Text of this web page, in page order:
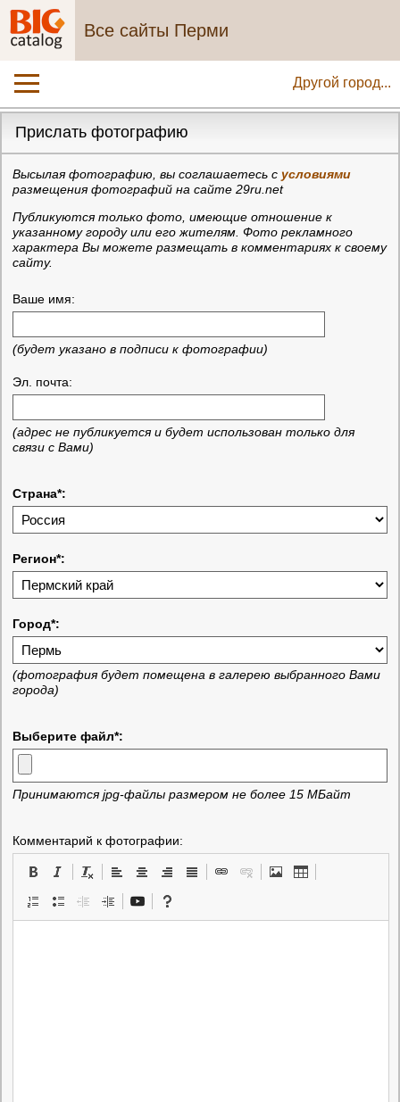
Все сайты Перми
Другой город...
Прислать фотографию
Высылая фотографию, вы соглашаетесь с условиями
размещения фотографий на сайте 29ru.net
Публикуются только фото, имеющие отношение к
указанному городу или его жителям. Фото рекламного
характера Вы можете размещать в комментариях к своему
сайту.
Ваше имя:
(будет указано в подписи к фотографии)
Эл. почта:
(адрес не публикуется и будет использован только для
связи с Вами)
Страна*:
Регион*:
Город*:
(фотография будет помещена в галерею выбранного Вами
города)
Выберите файл*:
Принимаются jpg-файлы размером не более 15 МБайт
Комментарий к фотографии: